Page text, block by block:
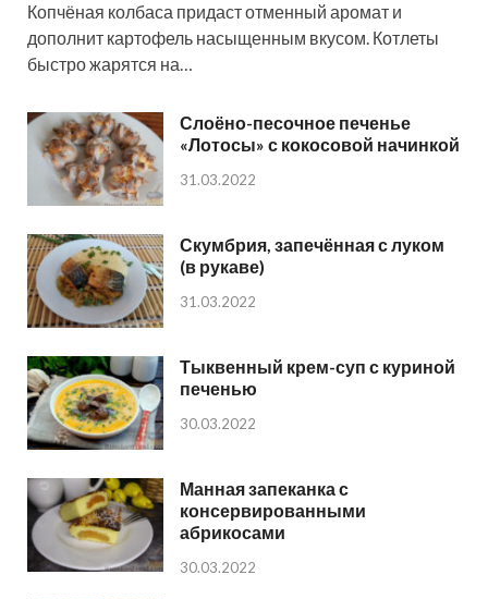
Копчёная колбаса придаст отменный аромат и
дополнит картофель насыщенным вкусом. Котлеты
быстро жарятся на…
Слоёно-песочное печенье
«Лотосы» с кокосовой начинкой
31.03.2022
Скумбрия, запечённая с луком
(в рукаве)
31.03.2022
Тыквенный крем-суп с куриной
печенью
30.03.2022
Манная запеканка с
консервированными
абрикосами
30.03.2022